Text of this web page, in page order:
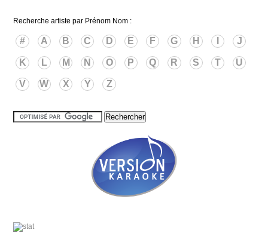
Recherche artiste par Prénom Nom :
# A B C D E F G H J
K L M N O P Q R S T U
V W X Y Z